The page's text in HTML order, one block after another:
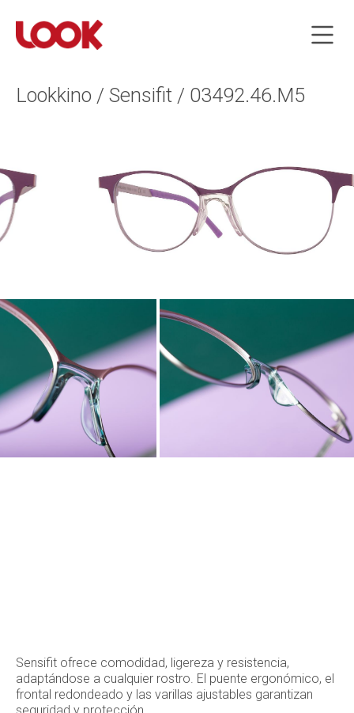
Lookkino / Sensifit / 03492.46.M5
Sensifit ofrece comodidad, ligereza y resistencia,
adaptándose a cualquier rostro. El puente ergonómico, el
frontal redondeado y las varillas ajustables garantizan
seguridad y protección.